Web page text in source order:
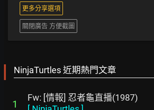
更多分享選項
關閉廣告 方便截圖
NinjaTurtles 近期熱門文章
1
Fw: [情報] 忍者龜直播(1987)